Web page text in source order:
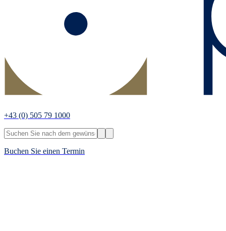
+43 (0) 505 79 1000
Buchen Sie einen Termin